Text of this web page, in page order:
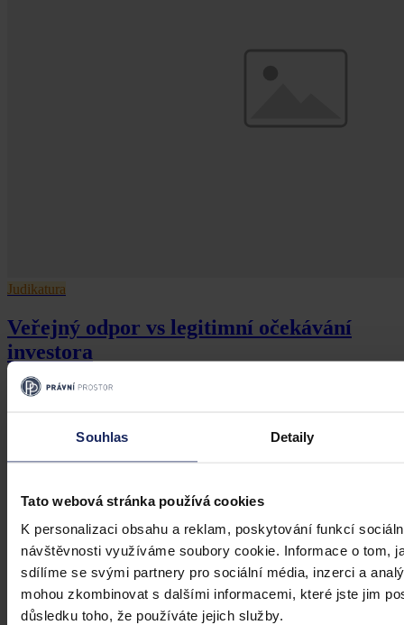
Souhlas Detaily
Tato webová stránka používá cookies
K personalizaci obsahu a reklam, poskytování funkcí
návštěvnosti využíváme soubory cookie. Informace o tom,
sdílíme se svými partnery pro sociální média, inzerci a
mohou zkombinovat s dalšími informacemi, které jste jim
důsledku toho, že používáte jejich služby.
Judikatura
Veřejný odpor vs legitimní očekávání
investora
Investiční očekávání nemůže mít přednost před demokratickým